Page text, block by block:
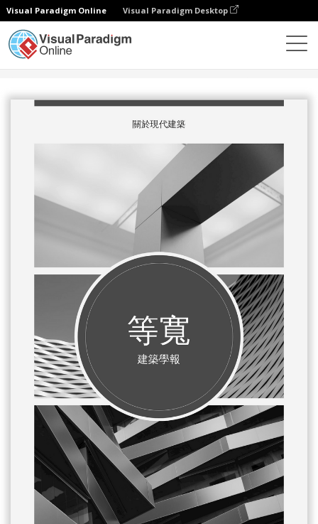
Visual Paradigm Online Visual Paradigm Desktop